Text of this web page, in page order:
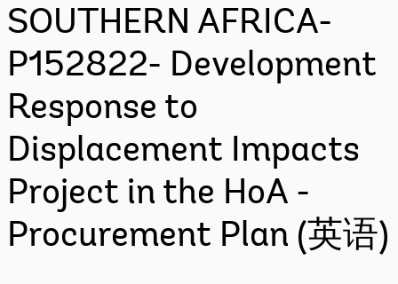
SOUTHERN AFRICA-
P152822- Development
Response to
Displacement Impacts
Project in the HoA -
Procurement Plan (英语)